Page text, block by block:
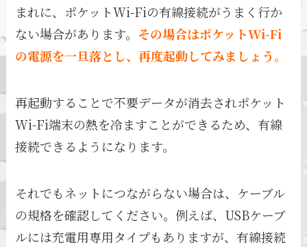
まれに、ポケットWi-Fiの有線接続がうまく行か
ない場合があります。 その場合はポケットWi-Fi
の電源を一旦落とし、再度起動してみましょう。
再起動することで不要データが消去されポケット
Wi-Fi端末の熱を冷ますことができるため、有線
接続できるようになります。
それでもネットにつながらない場合は、ケーブル
の規格を確認してください。例えば、USBケーブ
ルには充電用専用タイプもありますが、有線接続